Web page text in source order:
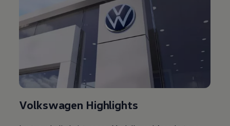
Volkswagen Highlights